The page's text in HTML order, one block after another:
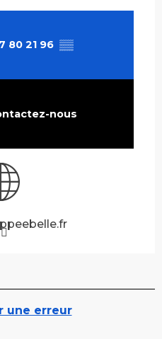
80 21 96 ▒▒
nous
une erreur